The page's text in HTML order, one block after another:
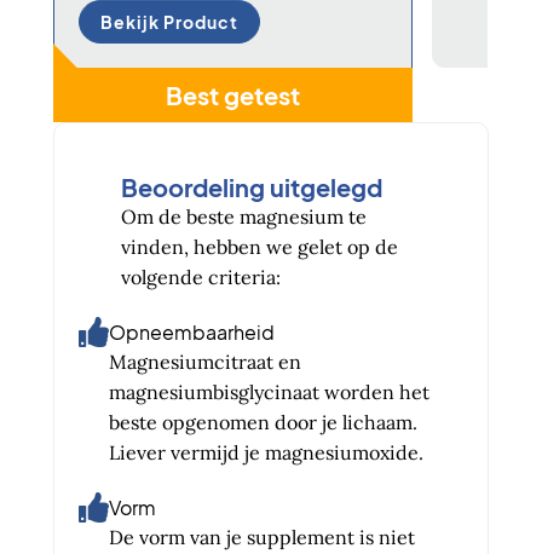
Bekijk Product
Best getest
Beoordeling uitgelegd
Om de beste magnesium te
vinden, hebben we gelet op de
volgende criteria:
Opneembaarheid
Magnesiumcitraat en
magnesiumbisglycinaat worden het
beste opgenomen door je lichaam.
Liever vermijd je magnesiumoxide.
Vorm
De vorm van je supplement is niet